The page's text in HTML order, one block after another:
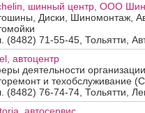
шинный центр, ООО
Диски, Шиномонтаж,
(8482) 71-55-45, Тольятти,
автоцентр
деятельности
и техобслуживание
(8482) 76-74-74, Тольятти,